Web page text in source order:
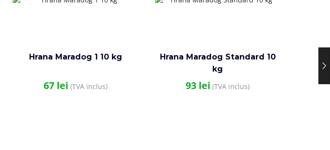
Hrana Maradog 1 10 kg
67 lei (TVA inclus)
Hrana Maradog Standard 10
kg
93 lei (TVA inclus)